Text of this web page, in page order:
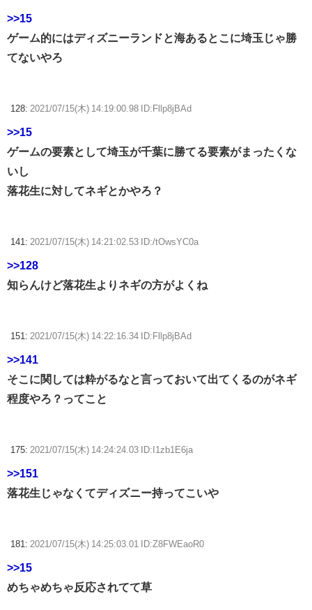
>>15
ゲーム的にはディズニーランドと海あるとこに埼玉じゃ勝
てないやろ
128: 2021/07/15(木) 14:19:00.98 ID:Fllp8jBAd
>>15
ゲームの要素として埼玉が千葉に勝てる要素がまったくな
いし
落花生に対してネギとかやろ？
141: 2021/07/15(木) 14:21:02.53 ID:/tOwsYC0a
>>128
知らんけど落花生よりネギの方がよくね
151: 2021/07/15(木) 14:22:16.34 ID:Fllp8jBAd
>>141
そこに関しては粋がるなと言っておいて出てくるのがネギ
程度やろ？ってこと
175: 2021/07/15(木) 14:24:24.03 ID:I1zb1E6ja
>>151
落花生じゃなくてディズニー持ってこいや
181: 2021/07/15(木) 14:25:03.01 ID:Z8FWEaoR0
>>15
めちゃめちゃ反応されてて草